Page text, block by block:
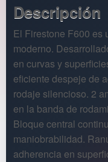
Descripción
El Firestone F600 es
moderno.
en curvas y
eficiente despeje de
rodaje silencioso. 2
en la banda de
Bloque central
maniobrabilidad.
adherencia en